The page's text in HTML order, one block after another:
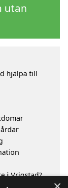
utan
hjälpa till
i Vrigstad?